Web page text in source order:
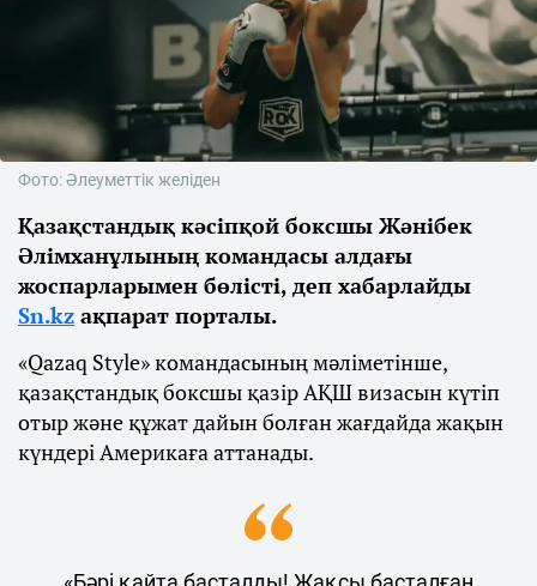
Фото: Әлеуметтік желіден
Қазақстандық кәсіпқой боксшы Жәнібек
Әлімханұлының командасы алдағы
жоспарларымен бөлісті, деп хабарлайды
Sn.kz ақпарат порталы.
«Qazaq Style» командасының мәліметінше,
қазақстандық боксшы қазір АҚШ визасын күтіп
отыр және құжат дайын болған жағдайда жақын
күндері Америкаға аттанады.